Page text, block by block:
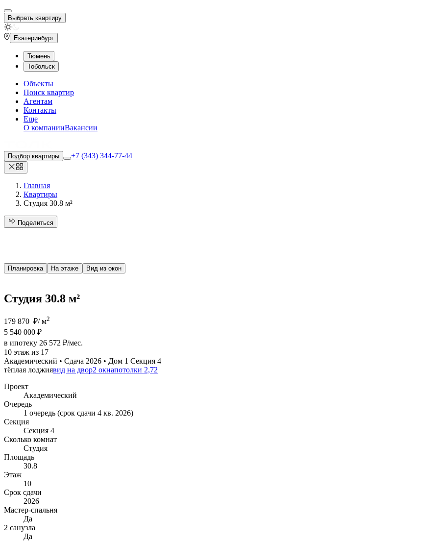
Выбрать квартиру
Екатеринбург
Тюмень
Тобольск
Объекты
Поиск квартир
Агентам
Контакты
Еще
О компанииВакансии
Подбор квартиры +7 (343) 344-77-44
Главная
Квартиры
Студия 30.8 м²
Поделиться
Планировка На этаже Вид из окон
Студия 30.8 м²
179 870 ₽/ м2
5 540 000 ₽
в ипотеку 26 572 ₽/мес.
10 этаж из 17
Академический • Сдача 2026 • Дом 1 Секция 4
тёплая лоджиявид на двор2 окнапотолки 2,72
Проект
Академический
Очередь
1 очередь (срок сдачи 4 кв. 2026)
Секция
Секция 4
Сколько комнат
Студия
Площадь
30.8
Этаж
10
Срок сдачи
2026
Мастер-спальня
Да
2 санузла
Да